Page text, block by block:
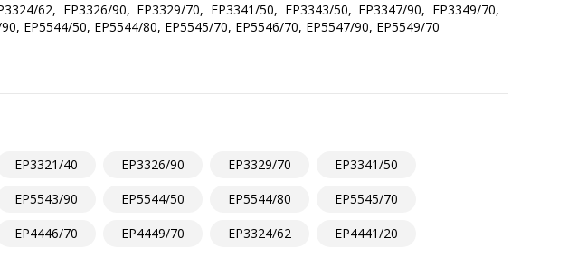
62, EP3326/90, EP3329/70, EP3341/50, EP3343/50, EP3347/90, EP3349/70,
EP5544/50, EP5544/80, EP5545/70, EP5546/70, EP5547/90, EP5549/70
EP3321/40 EP3326/90 EP3329/70
EP3341/50
EP5543/90 EP5544/50 EP5544/80
EP5545/70
EP4446/70 EP4449/70 EP3324/62 EP4441/20